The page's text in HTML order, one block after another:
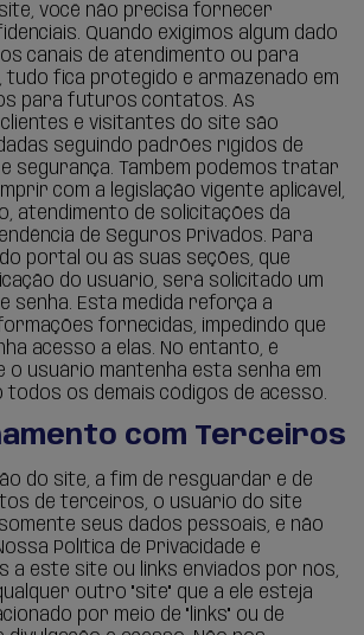
você não precisa fornecer
Quando exigimos algum dado
canais de atendimento ou para
fica protegido e armazenado em
para futuros contatos. As
e visitantes do site são
seguindo padrões rígidos de
segurança. Também podemos tratar
com a legislação vigente aplicável,
atendimento de solicitações da
de Seguros Privados. Para
portal ou às suas seções, que
do usuário, será solicitado um
senha. Esta medida reforça a
fornecidas, impedindo que
acesso a elas. No entanto, é
o usuário mantenha esta senha em
todos os demais códigos de acesso.
com Terceiros
do site, a fim de resguardar e de
de terceiros, o usuário do site
seus dados pessoais, e não
Política de Privacidade é
a este site ou links enviados por nós,
outro "site" que a ele esteja
por meio de "links" ou de